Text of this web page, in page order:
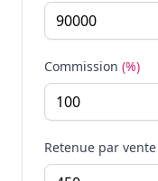
Commission (%)
Retenue par vente